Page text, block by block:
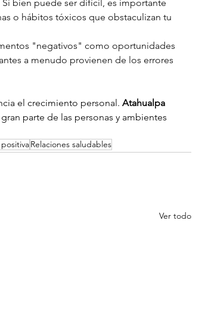
Si bien puede ser difícil, es importante
o hábitos tóxicos que obstaculizan tu
"negativos" como oportunidades
a menudo provienen de los errores
el crecimiento personal. Atahualpa
parte de las personas y ambientes
Relaciones saludables
Ver todo